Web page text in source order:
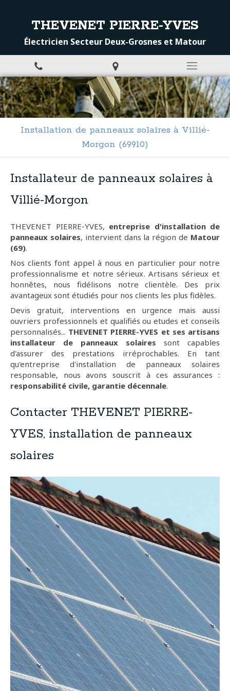
THEVENET PIERRE-YVES
Électricien Secteur Deux-Grosnes et Matour
Installation de panneaux solaires à Villié-
Morgon (69910)
Installateur de panneaux solaires à
Villié-Morgon
THEVENET PIERRE-YVES, entreprise d'installation de
panneaux solaires, intervient dans la région de Matour
(69).
Nos clients font appel à nous en particulier pour notre
professionnalisme et notre sérieux. Artisans sérieux et
honnêtes, nous fidélisons notre clientèle. Des prix
avantageux sont étudiés pour nos clients les plus fidèles.
Devis gratuit, interventions en urgence mais aussi
ouvriers professionnels et qualifiés ou etudes et conseils
personnalisés... THEVENET PIERRE-YVES et ses artisans
installateur de panneaux solaires sont capables
d'assurer des prestations irréprochables. En tant
qu'entreprise d'installation de panneaux solaires
responsable, nous avons souscrit à ces assurances :
responsabilité civile, garantie décennale.
Contacter THEVENET PIERRE-
YVES, installation de panneaux
solaires